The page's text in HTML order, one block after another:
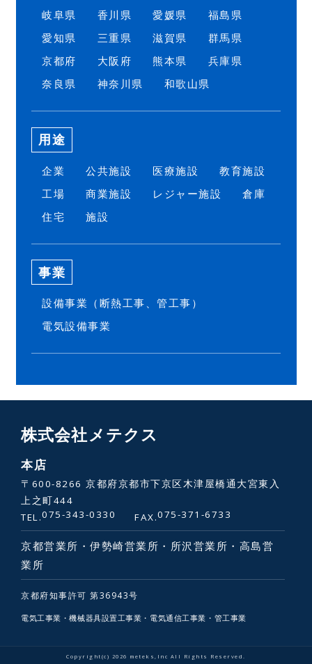
岐阜県
香川県 愛媛県
福島県
愛知県
三重県 滋賀県
群馬県
京都府
大阪府 熊本県
兵庫県
奈良県
神奈川県 和歌山県
用途
企業 公共施設 医療施設
教育施設
工場
商業施設 レジャー施設
倉庫
住宅
施設
事業
設備事業（断熱工事、管工事）
電気設備事業
株式会社メテクス
本店
〒600-8266 京都府京都市下京区木津屋橋通大宮東入
上之町444
TEL.075-343-0330 FAX.075-371-6733
京都営業所・伊勢崎営業所・所沢営業所・高島営
業所
京都府知事許可 第36943号
電気工事業・機械器具設置工事業・電気通信工事業・管工事業
Copyright(c) 2026 meteks,Inc All Rights Reserved.